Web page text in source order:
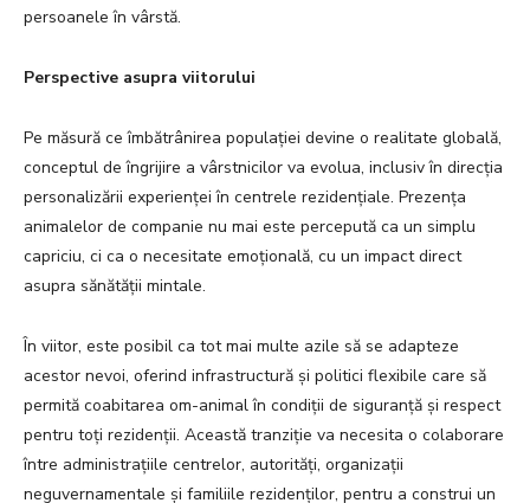
persoanele în vârstă.
Perspective asupra viitorului
Pe măsură ce îmbătrânirea populației devine o realitate globală,
conceptul de îngrijire a vârstnicilor va evolua, inclusiv în direcția
personalizării experienței în centrele rezidențiale. Prezența
animalelor de companie nu mai este percepută ca un simplu
capriciu, ci ca o necesitate emoțională, cu un impact direct
asupra sănătății mintale.
În viitor, este posibil ca tot mai multe azile să se adapteze
acestor nevoi, oferind infrastructură și politici flexibile care să
permită coabitarea om-animal în condiții de siguranță și respect
pentru toți rezidenții. Această tranziție va necesita o colaborare
între administrațiile centrelor, autorități, organizații
neguvernamentale și familiile rezidenților, pentru a construi un